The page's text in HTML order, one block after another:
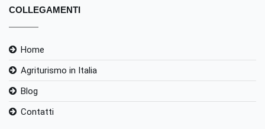
COLLEGAMENTI
Home
Agriturismo in Italia
Blog
Contatti